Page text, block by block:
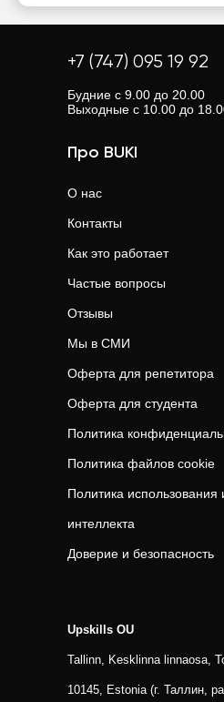
+7 (747) 095 19 92
Будние с 9.00 до 20.00
Выходные с 10.00 до
Про BUKI
О нас
Контакты
Как это работает
Частые вопросы
Отзывы
Мы в СМИ
Оферта для репетитора
Оферта для студента
Политика
Политика файлов cookie
Политика использования
интеллекта
Доверие и безопасность
Upskills OU
Tallinn, Kesklinna linnaosa,
10145, Estonia (г. Таллин,